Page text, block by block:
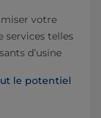
votre
services telles
d’usine
le potentiel